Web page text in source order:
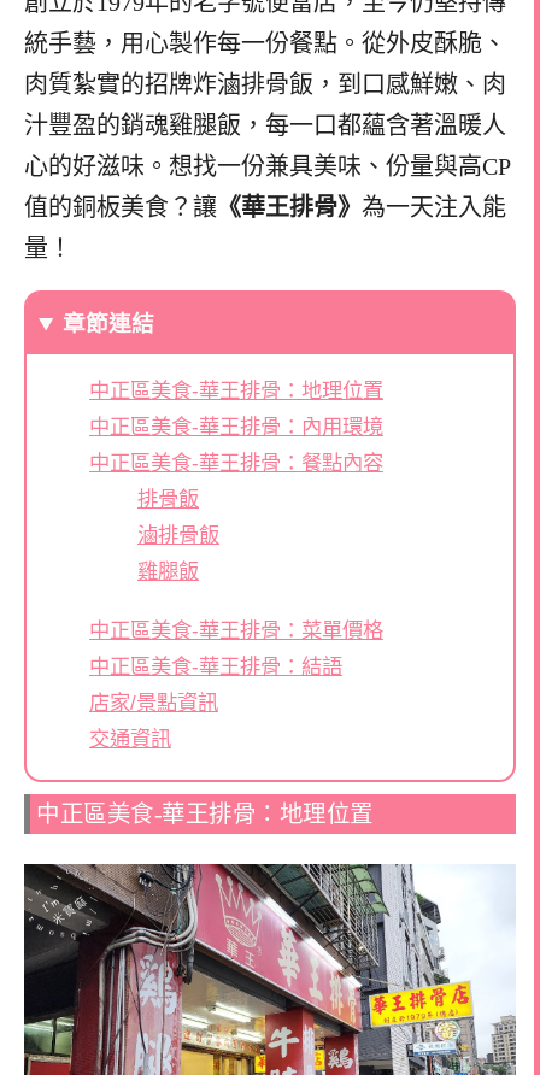
統手藝，用心製作每一份餐點。從外皮酥脆、
肉質紮實的招牌炸滷排骨飯，到口感鮮嫩、肉
汁豐盈的銷魂雞腿飯，每一口都蘊含著溫暖人
心的好滋味。想找一份兼具美味、份量與高CP
值的銅板美食？讓 《華王排骨》 為一天注入能
量！
章節連結
中正區美食-華王排骨：地理位置
中正區美食-華王排骨：內用環境
中正區美食-華王排骨：餐點內容
排骨飯
滷排骨飯
雞腿飯
中正區美食-華王排骨：菜單價格
中正區美食-華王排骨：結語
店家/景點資訊
交通資訊
中正區美食-華王排骨：地理位置